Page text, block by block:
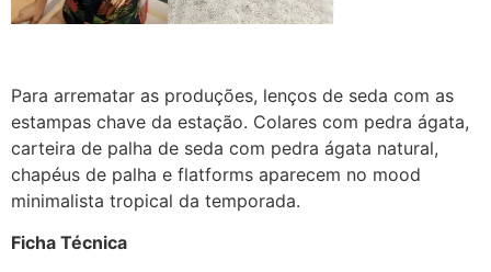
Para arrematar as produções, lenços de seda com as
estampas chave da estação. Colares com pedra ágata,
carteira de palha de seda com pedra ágata natural,
chapéus de palha e flatforms aparecem no mood
minimalista tropical da temporada.
Ficha Técnica